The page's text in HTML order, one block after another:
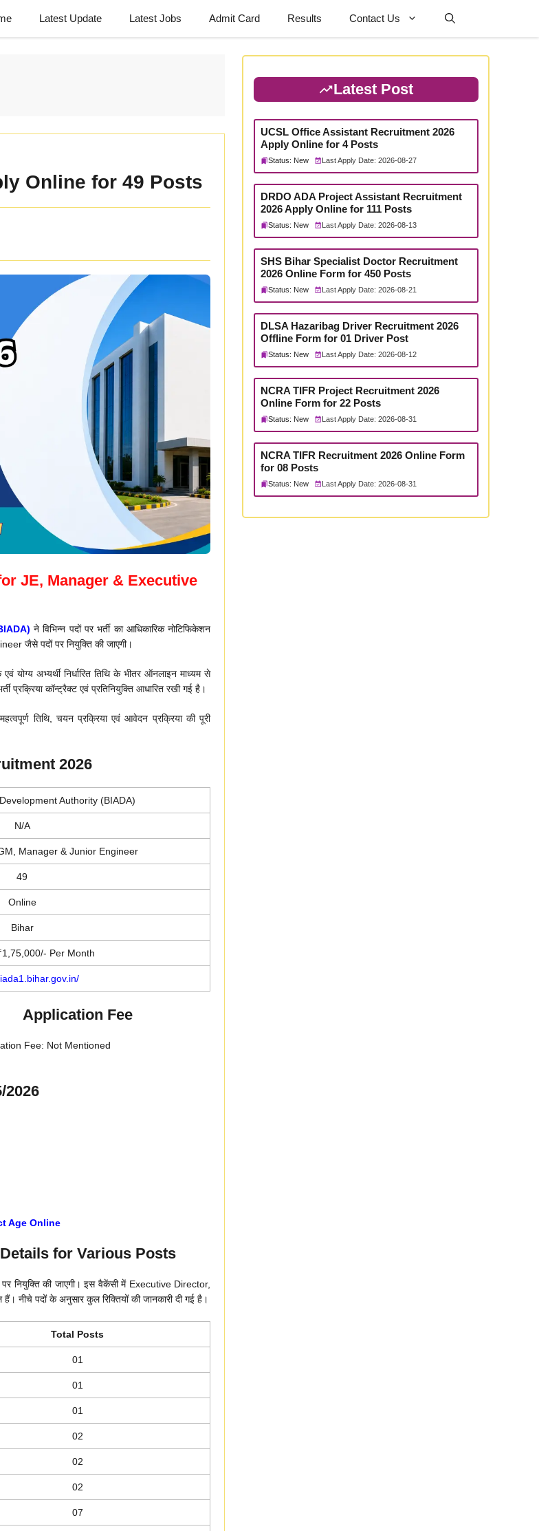
Latest Update Latest Jobs Admit Card Results Contact Us
Online for 49 Posts
JE, Manager & Executive
ने विभिन्न पदों पर भर्ती का आधिकारिक नोटिफिकेशन
जैसे पदों पर नियुक्ति की जाएगी।
योग्य अभ्यर्थी निर्धारित तिथि के भीतर ऑनलाइन माध्यम से
कॉन्ट्रैक्ट एवं प्रतिनियुक्ति आधारित रखी गई है।
तिथि, चयन प्रक्रिया एवं आवेदन प्रक्रिया की पूरी
2026
Authority (BIADA)
N/A
Manager & Junior Engineer
49
Online
Bihar
Per Month
Application Fee
Fee: Not Mentioned
2026
Age Online
for Various Posts
पर नियुक्ति की जाएगी। इस वैकेंसी में Executive Director,
पदों के अनुसार कुल रिक्तियों की जानकारी दी गई है।
Total Posts
01
01
01
02
02
02
07
Latest Post
UCSL Office Assistant Recruitment 2026
Apply Online for 4 Posts
Status: New Last Apply Date: 2026-08-27
DRDO ADA Project Assistant Recruitment
2026 Apply Online for 111 Posts
Status: New Last Apply Date: 2026-08-13
SHS Bihar Specialist Doctor Recruitment
2026 Online Form for 450 Posts
Status: New Last Apply Date: 2026-08-21
DLSA Hazaribag Driver Recruitment 2026
Offline Form for 01 Driver Post
Status: New Last Apply Date: 2026-08-12
NCRA TIFR Project Recruitment 2026
Online Form for 22 Posts
Status: New Last Apply Date: 2026-08-31
NCRA TIFR Recruitment 2026 Online Form
for 08 Posts
Status: New Last Apply Date: 2026-08-31